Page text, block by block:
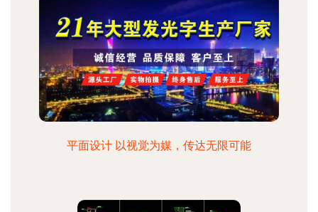
平面设计 以视觉为媒，传达无限可能